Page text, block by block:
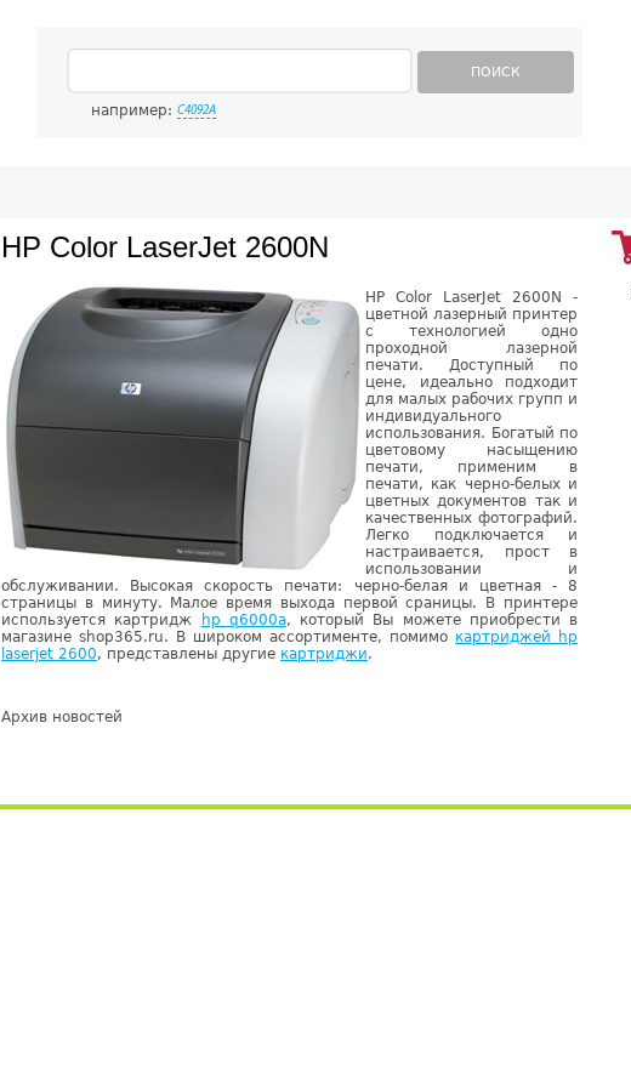
ПОИСК
например: C4092A
HP Color LaserJet 2600N
HP Color LaserJet 2600N -
цветной лазерный принтер
с технологией одно
проходной лазерной
печати. Доступный по
цене, идеально подходит
для малых рабочих групп и
индивидуального
использования. Богатый по
цветовому насыщению
печати, применим в
печати, как черно-белых и
цветных документов так и
качественных фотографий.
Легко подключается и
настраивается, прост в
использовании и
обслуживании. Высокая скорость печати: черно-белая и цветная - 8
страницы в минуту. Малое время выхода первой сраницы. В принтере
используется картридж
hp q6000a, который Вы можете приобрести в
магазине shop365.ru. В широком ассортименте, помимо картриджей hp
laserjet 2600, представлены другие картриджи.
Архив новостей